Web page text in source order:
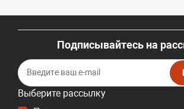
Подписывайтесь на
Выберите рассылку